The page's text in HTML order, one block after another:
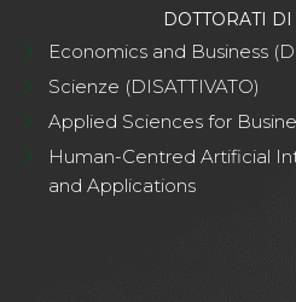
DOTTORATI
Economics and Business
Scienze (DISATTIVATO)
Applied Sciences for
Human-Centred Artificial
and Applications